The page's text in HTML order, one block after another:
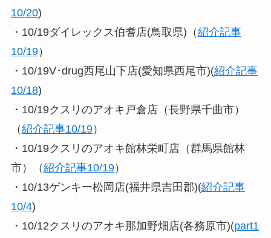
10/20)
・10/19ダイレックス伯耆店(鳥取県)（紹介記事
10/19）
・10/19V･drug西尾山下店(愛知県西尾市)(紹介記事
10/18)
・10/19クスリのアオキ戸倉店（長野県千曲市）
（紹介記事10/19）
・10/19クスリのアオキ館林栄町店（群馬県館林
市）（紹介記事10/19）
・10/13ゲンキー松岡店(福井県吉田郡)(紹介記事
10/4)
・10/12クスリのアオキ那加野畑店(各務原市)(part1